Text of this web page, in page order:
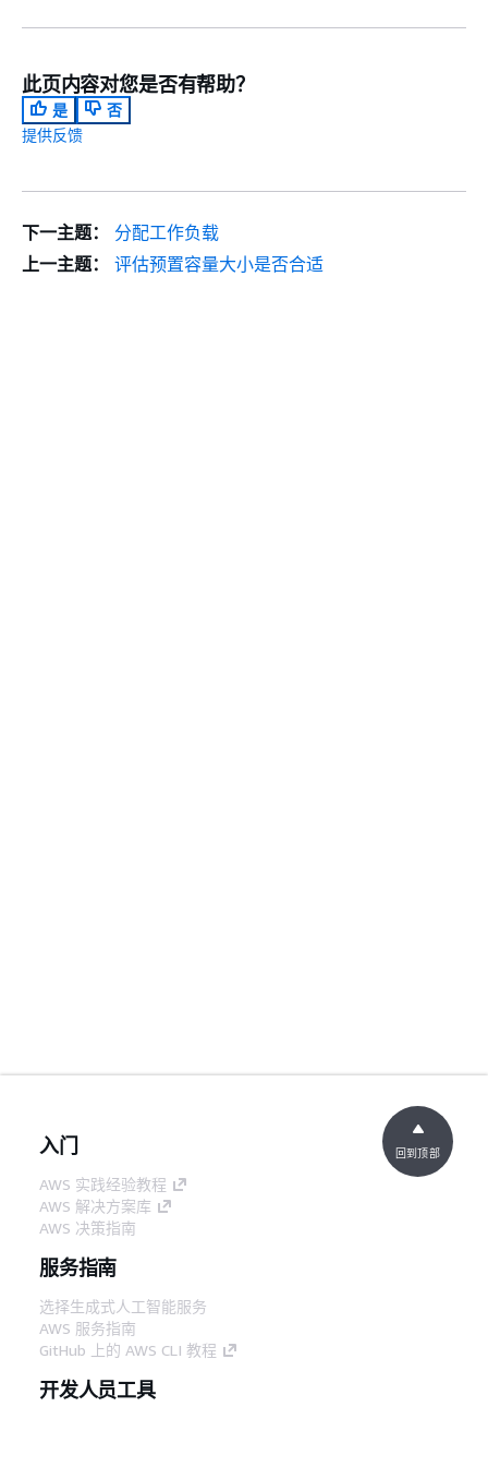
此页内容对您是否有帮助？
是
否
提供反馈
下一主题：
分配工作负载
上一主题：
评估预置容量大小是否合适
入门
AWS 实践经验教程
AWS 解决方案库
AWS 决策指南
服务指南
选择生成式人工智能服务
AWS 服务指南
GitHub 上的 AWS CLI 教程
开发人员工具
回到顶部